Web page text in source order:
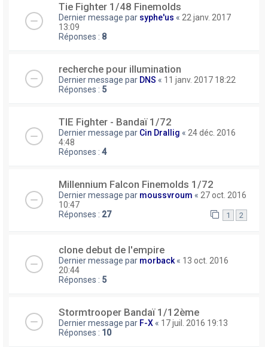
Tie Fighter 1/48 Finemolds
Dernier message par syphe'us « 22 janv. 2017
13:09
Réponses : 8
recherche pour illumination
Dernier message par DNS « 11 janv. 2017 18:22
Réponses : 5
TIE Fighter - Bandaï 1/72
Dernier message par Cin Drallig « 24 déc. 2016
4:48
Réponses : 4
Millennium Falcon Finemolds 1/72
Dernier message par moussvroum « 27 oct. 2016
10:47
Réponses : 27 1 2
clone debut de l'empire
Dernier message par morback« 13 oct. 2016
20:44
Réponses : 5
Stormtrooper Bandaï 1/12ème
Dernier message par F-X « 17 juil. 2016 19:13
Réponses : 10